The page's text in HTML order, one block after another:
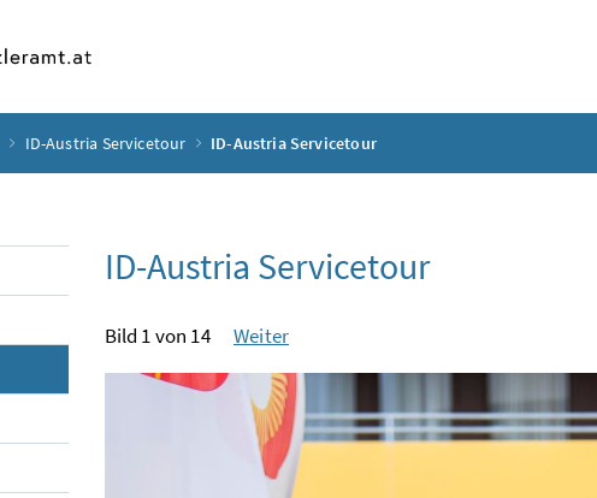
ID-Austria Servicetour ID-Austria Servicetour
ID-Austria Servicetour
Bild 1 von 14 Weiter